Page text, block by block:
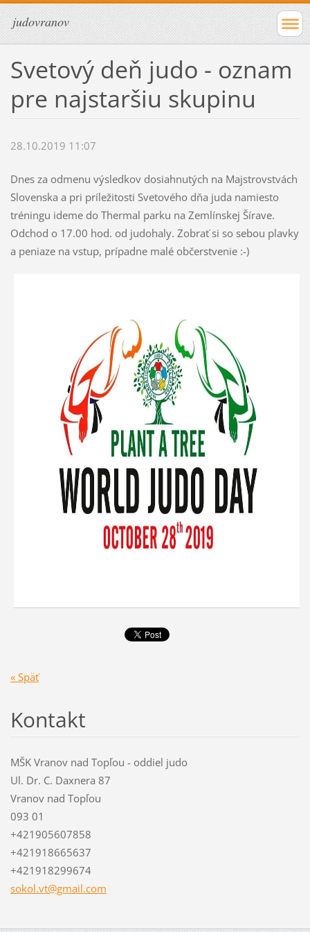
judovranov
Svetový deň judo - oznam
pre najstaršiu skupinu
28.10.2019 11:07
Dnes za odmenu výsledkov dosiahnutých na Majstrovstvách
Slovenska a pri príležitosti Svetového dňa juda namiesto
tréningu ideme do Thermal parku na Zemlínskej Šírave.
Odchod o 17.00 hod. od judohaly. Zobrať si so sebou plavky
a peniaze na vstup, prípadne malé občerstvenie :-)
« Späť
Kontakt
MŠK Vranov nad Topľou - oddiel judo
Ul. Dr. C. Daxnera 87
Vranov nad Topľou
093 01
+421905607858
+421918665637
+421918299674
sokol.vt@gmail.com